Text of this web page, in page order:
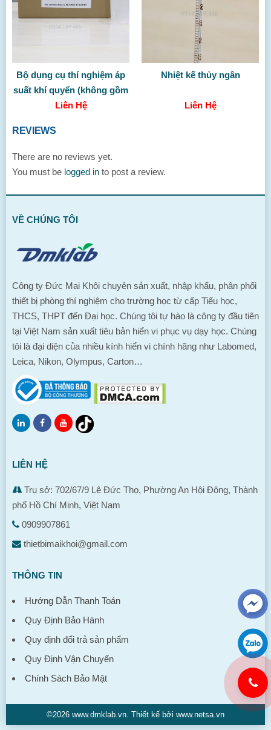
Bộ dụng cụ thí nghiệm áp
suất khí quyển (không gồm
TBDC)
Liên Hệ
Nhiệt kế thủy ngân
Liên Hệ
REVIEWS
There are no reviews yet.
You must be logged in to post a review.
VỀ CHÚNG TÔI
Công ty Đức Mai Khôi chuyên sản xuất, nhập khẩu, phân phối
thiết bị phòng thí nghiệm cho trường học từ cấp Tiểu học,
THCS, THPT đến Đại học. Chúng tôi tự hào là công ty đầu tiên
tại Việt Nam sản xuất tiêu bản hiển vi phục vụ dạy học. Chúng
tôi là đại diện của nhiều kính hiển vi chính hãng như Labomed,
Leica, Nikon, Olympus, Carton…
LIÊN HỆ
Trụ sở: 702/67/9 Lê Đức Thọ, Phường An Hội Đông, Thành
phố Hồ Chí Minh, Việt Nam
0909907861
thietbimaikhoi@gmail.com
THÔNG TIN
Hướng Dẫn Thanh Toán
Quy Định Bảo Hành
Quy định đổi trả sản phẩm
Quy Định Vận Chuyển
Chính Sách Bảo Mật
©2026 www.dmklab.vn. Thiết kế bởi www.netsa.vn